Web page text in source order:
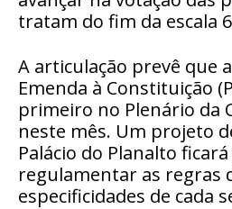
tratam do fim da escala
A articulação prevê que
Emenda à Constituição
primeiro no Plenário da
neste mês. Um projeto
Palácio do Planalto
regulamentar as regras
especificidades de cada